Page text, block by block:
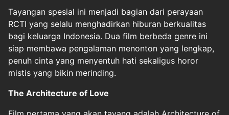
Tayangan spesial ini menjadi bagian dari perayaan
RCTI yang selalu menghadirkan hiburan berkualitas
bagi keluarga Indonesia. Dua film berbeda genre ini
siap membawa pengalaman menonton yang lengkap,
penuh cinta yang menyentuh hati sekaligus horor
mistis yang bikin merinding.
The Architecture of Love